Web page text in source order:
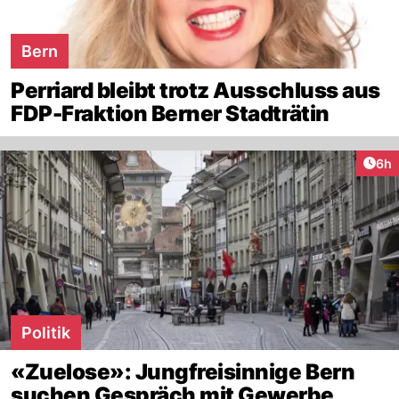
Bern
Perriard bleibt trotz Ausschluss aus
FDP-Fraktion Berner Stadträtin
6h
Politik
«Zuelose»: Jungfreisinnige Bern